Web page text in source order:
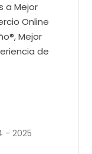
a Mejor
Online
Mejor
de
- 2025